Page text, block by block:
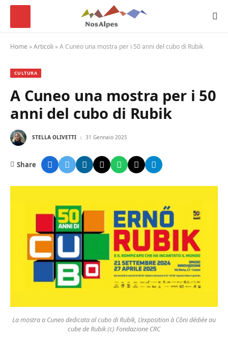
Home »Articoli »A Cuneo una mostra per i 50 anni del cubo di Rubik
CULTURA
A Cuneo una mostra per i 50
anni del cubo di Rubik
STELLA OLIVETTI 31 Gennaio 2025
Share
La mostra a Cuneo dedicata al cubo di Rubik, L’exposition à Côni dédiée au
cube de Rubik (c) Fondazione CRC